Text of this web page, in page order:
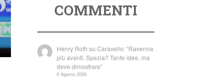
COMMENTI
Henry Roth suCaravello: “Ravenna
più avanti. Spezia? Tante idee, ma
deve dimostrare”
6 Agosto 2026